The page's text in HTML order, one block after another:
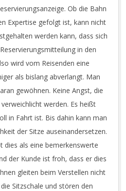
Ob die Bahn
Expertise gefolgt ist, kann nicht
werden kann, dass sich
in den
wird vom Reisenden eine
als bislang abverlangt. Man
gewöhnen. Keine Angst, die
werden. Es heißt
in Fahrt ist. Bis dahin kann man
der Sitze auseinandersetzen.
dies als eine bemerkenswerte
der Kunde ist froh, dass er dies
gleiten beim Verstellen nicht
Sitzschale und stören den